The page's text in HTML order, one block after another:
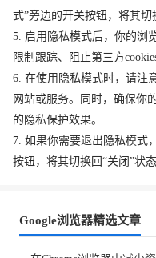
式”旁边的开关按钮，将其切
5. 启用隐私模式后，你的浏
限制跟踪、阻止第三方
6. 在使用隐私模式时，请注
网站或服务。同时，确保你
的隐私保护效果。
7. 如果你需要退出隐私模式
按钮，将其切换回“关闭”状态
Google浏览器精选文章